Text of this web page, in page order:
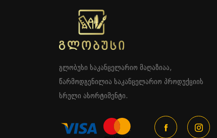
გლობუსი საკანცელარიო მაღაზიაა,
წარმოდგენილია საკანცელარიო პროდუქციის
სრული ასორტიმენტი.